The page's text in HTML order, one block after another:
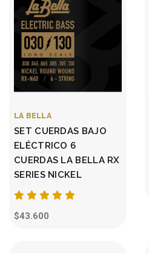
LA BELLA
SET CUERDAS BAJO
ELÉCTRICO 6
CUERDAS LA BELLA RX
SERIES NICKEL
$43.600